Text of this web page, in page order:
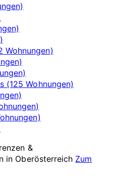
Wohnungen)
(125 Wohnungen)
&
in Oberösterreich Zum